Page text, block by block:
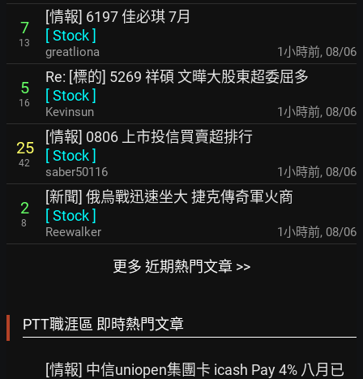
7
13
[情報] 6197 佳必琪 7月
[Stock]
greatliona 1小時前, 08/06
5
16
Re: [標的] 5269 祥碩 文曄大股東超委屈多
[Stock]
Kevinsun 1小時前, 08/06
25
42
[情報] 0806 上市投信買賣超排行
[Stock]
saber50116 1小時前, 08/06
2
8
[新聞] 俄烏戰迅速坐大 捷克傳奇軍火商
[Stock]
Reewalker 1小時前, 08/06
更多 近期熱門文章 >>
PTT職涯區 即時熱門文章
[情報] 中信uniopen集團卡 icash Pay 4% 八月已